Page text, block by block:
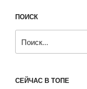
ПОИСК
СЕЙЧАС В ТОПЕ